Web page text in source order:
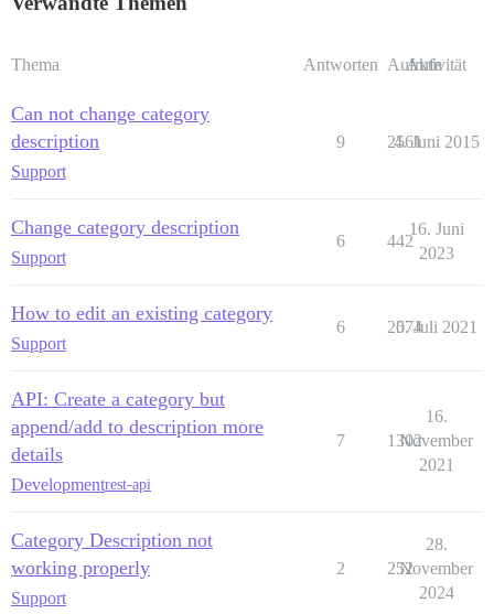
Thema Antworten Aufrufe
Aktivität
Can not change category
description
Support
9 2561
4. Juni 2015
Change category description
Support
6 442
16. Juni
2023
How to edit an existing category
Support
6 2074
5. Juli 2021
API: Create a category but
append/add to description more
details
Developmentrest-api
7 1302
16.
November
2021
Category Description not
working properly
Support
2 252
28.
November
2024